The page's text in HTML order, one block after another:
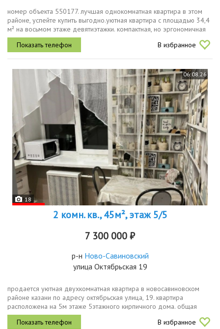
номер объекта 550177. лучшая однокомнатная квартира в этом
районе, успейте купить выгодно.уютная квартира с площадью 34,4
м² на восьмом этаже девятиэтажки. компактная, но эргономичная
планировка включает просторную кухню 8,3 м² и продуманное...
В избранное
06.08.26
18
2 комн. кв., 45м², этаж 5/5
7 300 000 ₽
р-н Ново-Савиновский
улица Октябрьская 19
продается уютная двухкомнатная квартира в новосавиновском
районе казани по адресу октябрьская улица, 19. квартира
расположена на 5м этаже 5этажного кирпичного дома. общая
площадь 45 кв. м, жилая 30 кв. м, кухня 6 кв. м. до метро северный
вокзал...
В избранное